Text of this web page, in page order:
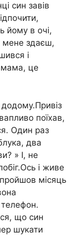
син завів
йому в очі,
мене здаєш,
і
мама, це
поїхав,
Один раз
два
» І, не
і живе
місяць
що син
шукати